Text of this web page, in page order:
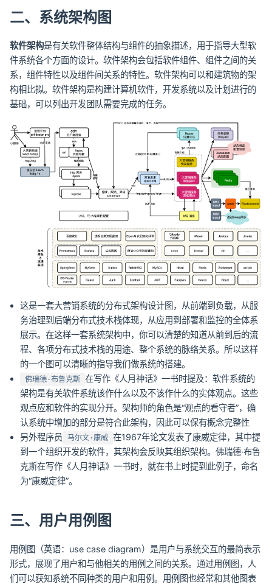
二、系统架构图
软件架构是有关软件整体结构与组件的抽象描述，用于指导大型软
件系统各个方面的设计。软件架构会包括软件组件、组件之间的关
系，组件特性以及组件间关系的特性。软件架构可以和建筑物的架
构相比拟。软件架构是构建计算机软件，开发系统以及计划进行的
基础，可以列出开发团队需要完成的任务。
这是一套大营销系统的分布式架构设计图，从前端到负载，从服
务治理到后端分布式技术栈体现，从应用到部署和监控的全体系
展示。在这样一套系统架构中，你可以清楚的知道从前到后的流
程、各项分布式技术栈的用途、整个系统的脉络关系。所以这样
的一个图可以清晰的指导我们做系统的搭建。
佛瑞德·布鲁克斯 在写作《人月神话》一书时提及：软件系统的
架构是有关软件系统该作什么以及不该作什么的实体观点。这些
观点应和软件的实现分开。架构师的角色是“观点的看守者”，确
认系统中增加的部分是符合此架构，因此可以保有概念完整性
另外程序员
马尔文·康威 在1967年论文发表了康威定律，其中提
到一个组织开发的软件，其架构会反映其组织架构。佛瑞德·布鲁
克斯在写作《人月神话》一书时，就在书上时提到此例子，命名
为“康威定律”。
三、用户用例图
用例图（英语：use case diagram）是用户与系统交互的最简表示
形式，展现了用户和与他相关的用例之间的关系。通过用例图，人
们可以获知系统不同种类的用户和用例。用例图也经常和其他图表